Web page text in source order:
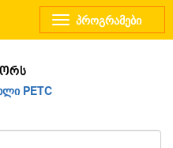
Toggle
navigation
PETC